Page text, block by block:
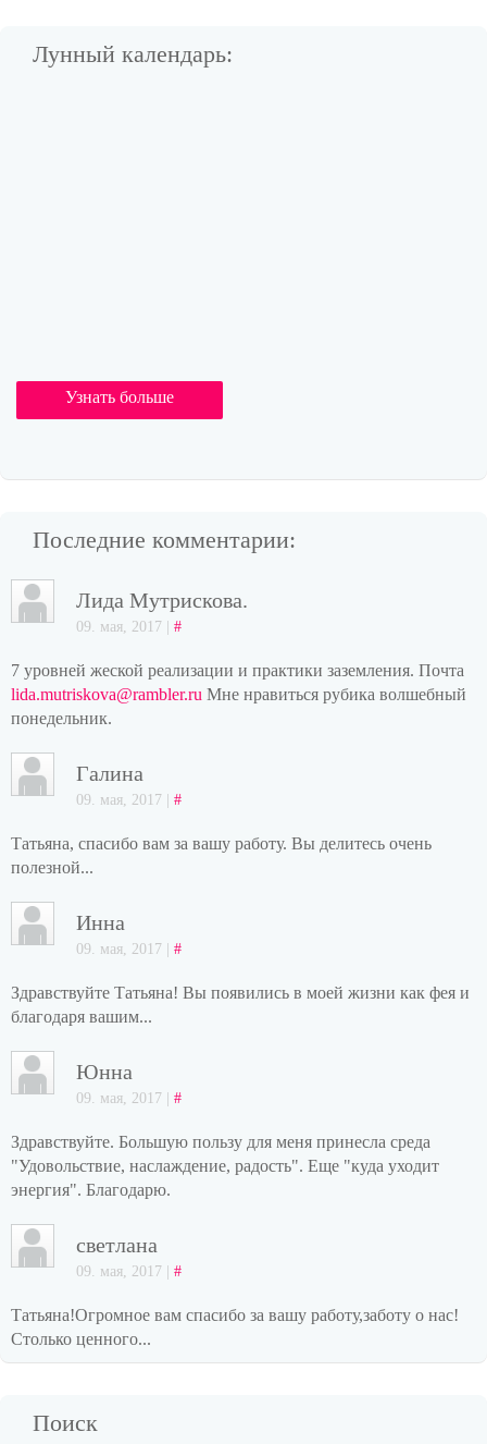
Лунный календарь:
Узнать больше
Последние комментарии:
Лида Мутрискова.
09. мая, 2017 | #
7 уровней жеской реализации и практики заземления. Почта
lida.mutriskova@rambler.ru Мне нравиться рубика волшебный
понедельник.
Галина
09. мая, 2017 | #
Татьяна, спасибо вам за вашу работу. Вы делитесь очень
полезной...
Инна
09. мая, 2017 | #
Здравствуйте Татьяна! Вы появились в моей жизни как фея и
благодаря вашим...
Юнна
09. мая, 2017 | #
Здравствуйте. Большую пользу для меня принесла среда
"Удовольствие, наслаждение, радость". Еще "куда уходит
энергия". Благодарю.
светлана
09. мая, 2017 | #
Татьяна!Огромное вам спасибо за вашу работу,заботу о нас!
Столько ценного...
Поиск